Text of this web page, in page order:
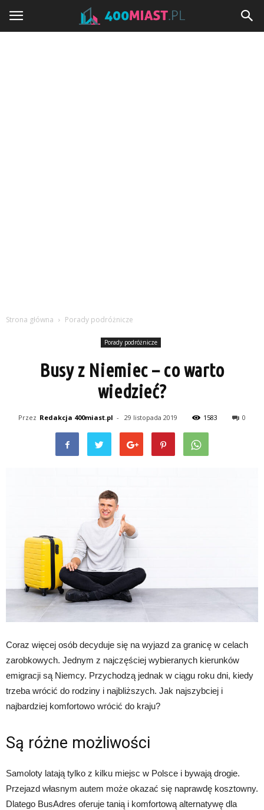
Strona główna Porady podróżnicze
Porady podróżnicze
Busy z Niemiec – co warto
wiedzieć?
Przez Redakcja 400miast.pl - 29 listopada 2019 1583 0
Coraz więcej osób decyduje się na wyjazd za granicę w celach
zarobkowych. Jednym z najczęściej wybieranych kierunków
emigracji są Niemcy. Przychodzą jednak w ciągu roku dni, kiedy
trzeba wrócić do rodziny i najbliższych. Jak najszybciej i
najbardziej komfortowo wrócić do kraju?
Są różne możliwości
Samoloty latają tylko z kilku miejsc w Polsce i bywają drogie.
Przejazd własnym autem może okazać się naprawdę kosztowny.
Dlatego BusAdres oferuje tanią i komfortową alternatywę dla